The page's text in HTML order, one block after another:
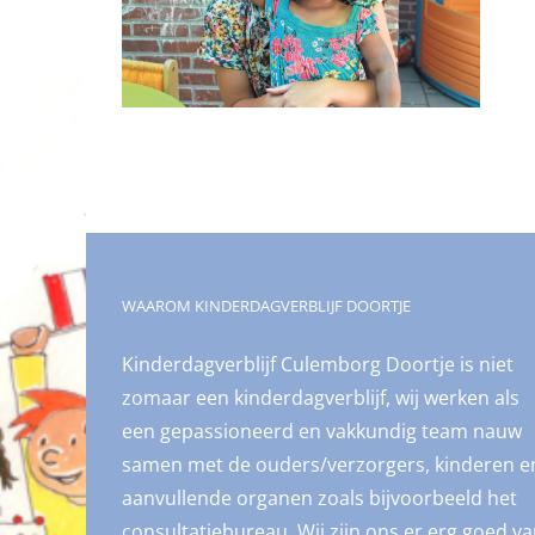
WAAROM KINDERDAGVERBLIJF DOORTJE
Kinderdagverblijf Culemborg Doortje is niet
zomaar een kinderdagverblijf, wij werken als
een gepassioneerd en vakkundig team nauw
samen met de ouders/verzorgers, kinderen
aanvullende organen zoals bijvoorbeeld het